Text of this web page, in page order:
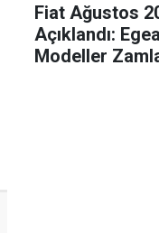
Fiat Ağustos
Açıklandı:
Modeller